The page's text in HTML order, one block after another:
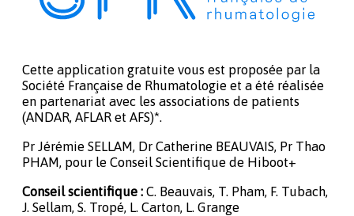
Cette application gratuite vous est proposée par la
Société Française de Rhumatologie et a été réalisée
en partenariat avec les associations de patients
(ANDAR, AFLAR et AFS)*.
Pr Jérémie SELLAM, Dr Catherine BEAUVAIS, Pr Thao
PHAM, pour le Conseil Scientifique de Hiboot+
Conseil scientifique : C. Beauvais, T. Pham, F. Tubach,
J. Sellam, S. Tropé, L. Carton, L. Grange